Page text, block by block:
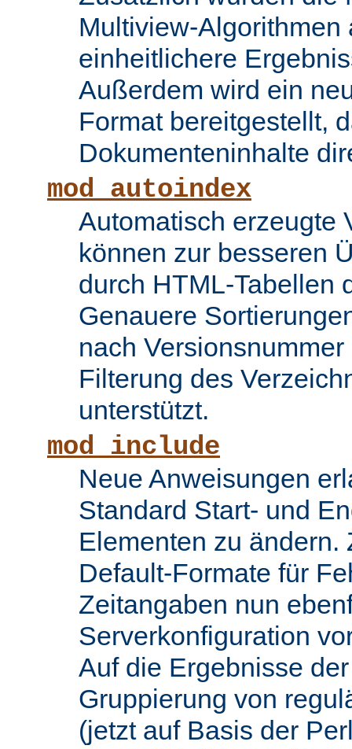
Multiview-Algorithmen
einheitlichere
Außerdem wird ein
Format bereitgestellt,
Dokumenteninhalte
mod_autoindex
Automatisch erzeugte
können zur besseren
durch HTML-Tabellen
Genauere
nach
Filterung des
unterstützt.
mod_include
Neue Anweisungen
Standard Start- und
Elementen zu ändern.
Default-Formate für
Zeitangaben nun
Serverkonfiguration
Auf die Ergebnisse
Gruppierung von
(jetzt auf Basis der